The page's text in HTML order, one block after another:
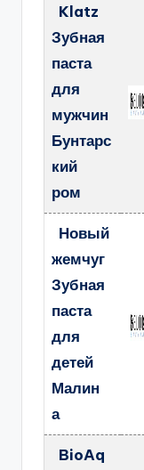
Klatz
Зубная
паста
для
мужчин
Бунтарс
кий
ром
Новый
жемчуг
Зубная
паста
для
детей
Малин
а
BioAq